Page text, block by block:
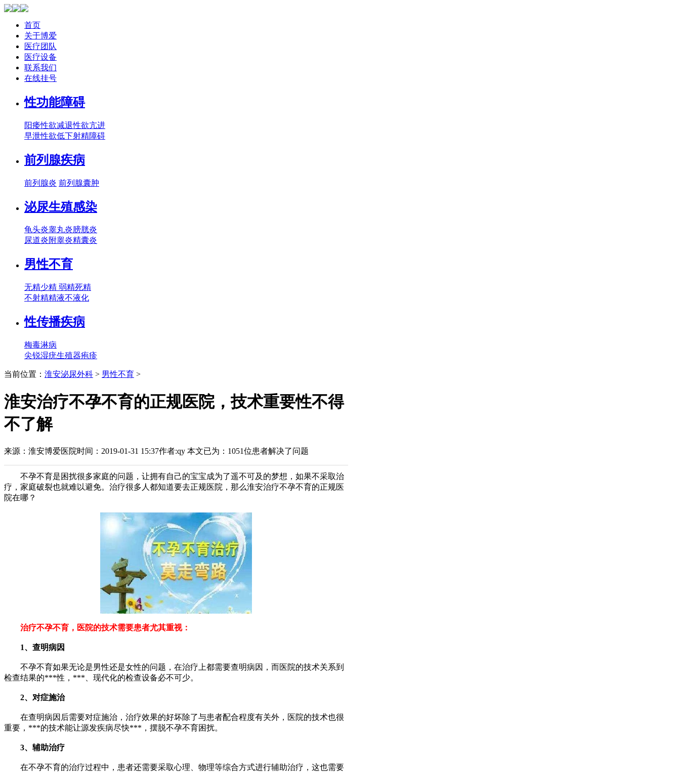
首页
关于博爱
医疗团队
医疗设备
联系我们
在线挂号
性功能障碍
阳痿性欲减退性欲亢进
早泄性欲低下射精障碍
前列腺疾病
前列腺炎 前列腺囊肿
泌尿生殖感染
龟头炎睾丸炎膀胱炎
尿道炎附睾炎精囊炎
男性不育
无精少精 弱精死精
不射精精液不液化
性传播疾病
梅毒淋病
尖锐湿疣生殖器疱疹
当前位置： 淮安泌尿外科 > 男性不育 >
淮安治疗不孕不育的正规医院，技术重要性不得
不了解
来源： 淮安博爱医院时间：2019-01-31 15:37作者:qy 本文已为 ：1051位患者解决了问题
不孕不育是困扰很多家庭的问题，让拥有自己的宝宝成为了遥不可及的梦想，如果不采取治
疗，家庭破裂也就难以避免。治疗很多人都知道要去正规医院，那么淮安治疗不孕不育的正规医
院在哪？
治疗不孕不育，医院的技术需要患者尤其重视：
1、查明病因
不孕不育如果无论是男性还是女性的问题，在治疗上都需要查明病因，而医院的技术关系到
检查结果的***性，***、现代化的检查设备必不可少。
2、对症施治
在查明病因后需要对症施治，治疗效果的好坏除了与患者配合程度有关外，医院的技术也很
重要，***的技术能让源发疾病尽快***，摆脱不孕不育困扰。
3、辅助治疗
在不孕不育的治疗过程中，患者还需要采取心理、物理等综合方式进行辅助治疗，这也需要